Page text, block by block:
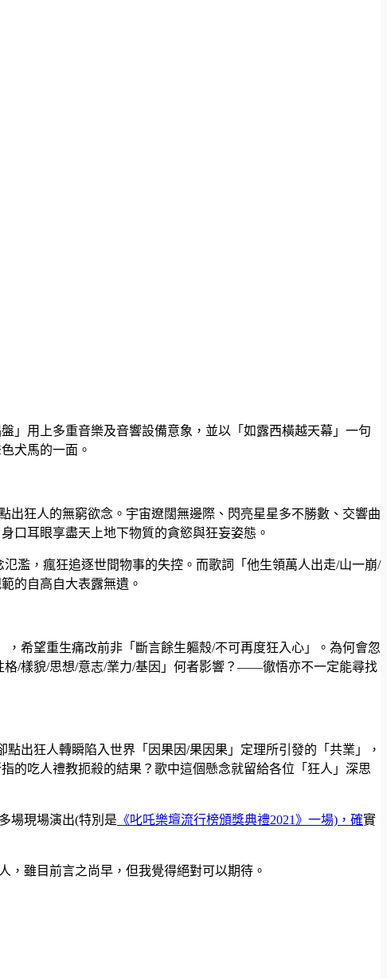
」用上多重音樂及音響設備意象，並以「如露西橫越天幕」一句
犬馬的一面。
狂人的無窮欲念。宇宙遼闊無邊際、閃亮星星多不勝數、交響曲
口耳眼享盡天上地下物質的貪慾與狂妄姿態。
濫，瘋狂追逐世間物事的失控。而歌詞「他生領萬人出走/山一崩/
的自高自大表露無遺。
希望重生痛改前非「斷言餘生軀殼/不可再度狂入心」。為何會忽
/樣貌/思想/意志/業力/基因」何者影響？——徹悟亦不一定能尋找
出狂人轉瞬陷入世界「因果因/果因果」定理所引發的「共業」，
的吃人禮教扼殺的結果？歌中這個懸念就留給各位「狂人」深思
場現場演出(特別是 《叱吒樂壇流行榜頒獎典禮2021》一場)，確實
雖目前言之尚早，但我覺得絕對可以期待。